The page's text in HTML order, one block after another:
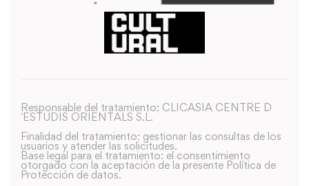
Responsable del tratamiento: CLICASIA CENTRE D
´ESTUDIS ORIENTALS S.L.
Finalidad del tratamiento: gestionar las consultas de los
usuarios y atender las solicitudes.
Base legal para el tratamiento: el consentimiento
otorgado con la aceptación de la presente Política de
Protección de datos.